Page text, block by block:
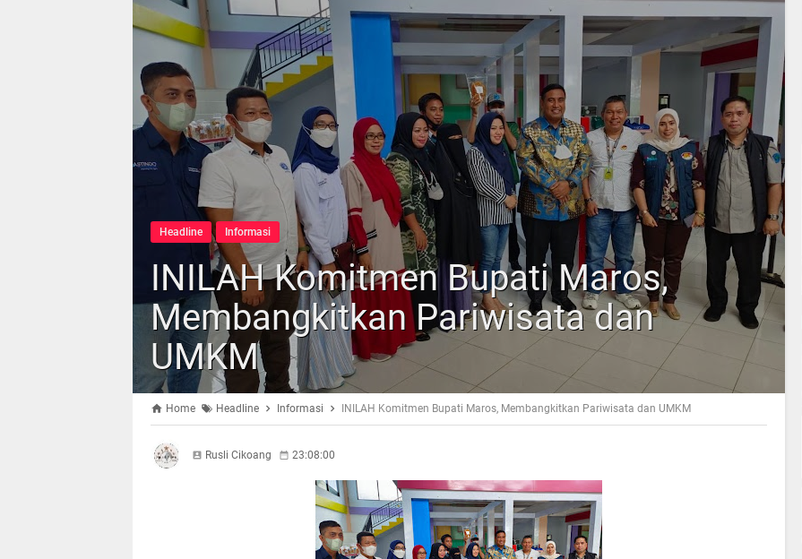
Headline Informasi
INILAH Komitmen Bupati Maros,
Membangkitkan Pariwisata dan
UMKM
Home Headline Informasi INILAH Komitmen Bupati Maros, Membangkitkan Pariwisata dan UMKM
Rusli Cikoang 23:08:00